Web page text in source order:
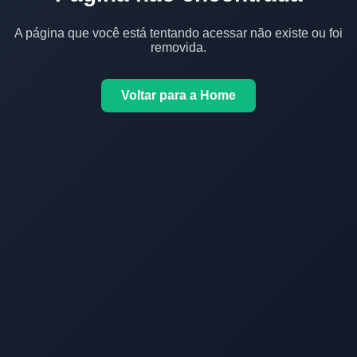
A página que você está tentando acessar não existe ou foi
removida.
Voltar para a Home